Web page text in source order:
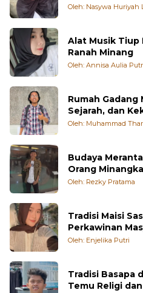
Oleh: Nasywa Huriyah
Alat Musik Tiup
Ranah Minang
Oleh: Annisa Aulia
Rumah
Sejarah, dan
Oleh: Muhammad
Budaya
Orang
Oleh: Rezky Pratama
Tradisi Maisi
Perkawinan
Puluh Kota
Oleh: Enjelika Putri
Tradisi Basapa
Temu Religi